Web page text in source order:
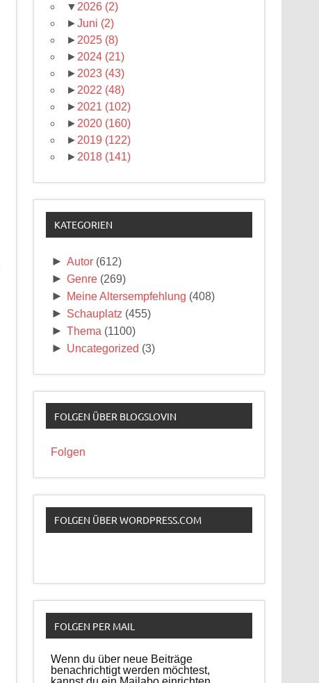
▼ 2026 (2)
►Juni (2)
► 2025 (8)
► 2024 (21)
► 2023 (43)
► 2022 (48)
► 2021 (102)
► 2020 (160)
► 2019 (122)
► 2018 (141)
KATEGORIEN
► Autor (612)
► Genre (269)
► Meine Altersempfehlung (408)
► Schauplatz (455)
► Thema (1100)
► Uncategorized (3)
FOLGEN ÜBER BLOGSLOVIN
Folgen
FOLGEN ÜBER WORDPRESS.COM
FOLGEN PER MAIL
Wenn du über neue Beiträge
benachrichtigt werden möchtest,